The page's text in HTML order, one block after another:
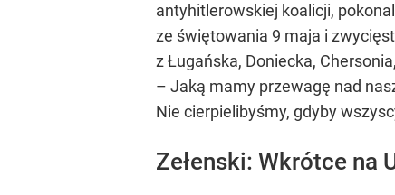
antyhitlerowskiej koalicji,
ze świętowania 9 maja i
z Ługańska, Doniecka,
– Jaką mamy przewagę nad
Nie cierpielibyśmy, gdyby
Zełenski: Wkrótce na